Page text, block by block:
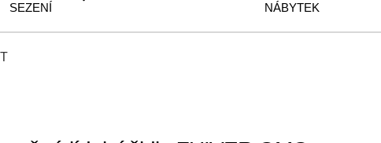
SEZENÍ
NÁBYTEK